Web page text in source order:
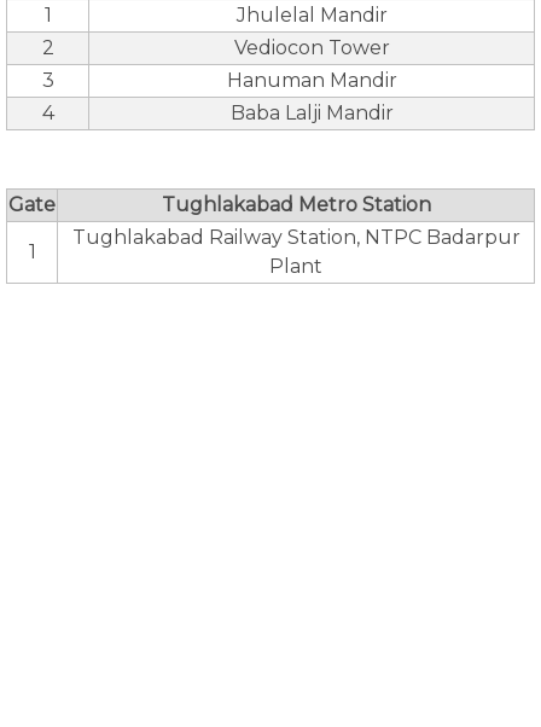
1
Jhulelal Mandir
2
Vediocon Tower
3
Hanuman Mandir
4
Baba Lalji Mandir
Gate Tughlakabad Metro Station
1
Tughlakabad Railway Station, NTPC Badarpur
Plant